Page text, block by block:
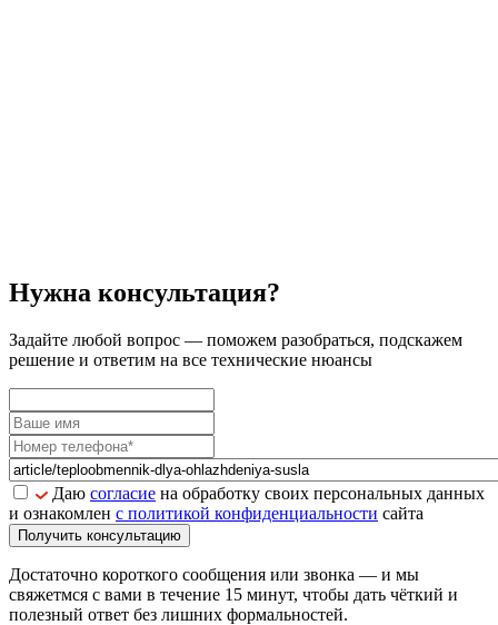
Нужна консультация?
Задайте любой вопрос — поможем разобраться, подскажем
решение и ответим на все технические нюансы
Даю согласие на обработку своих персональных данных
и ознакомлен с политикой конфиденциальности сайта
Получить консультацию
Достаточно короткого сообщения или звонка — и мы
свяжетмся с вами в течение 15 минут, чтобы дать чёткий и
полезный ответ без лишних формальностей.